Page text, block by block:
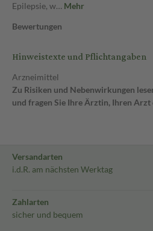
Epilepsie, w… Mehr
Bewertungen
Hinweistexte und Pflichtangaben
Arzneimittel
Zu Risiken und Nebenwirkungen
und fragen Sie Ihre Ärztin, Ihren
Versandarten
i.d.R. am nächsten Werktag
Zahlarten
sicher und bequem